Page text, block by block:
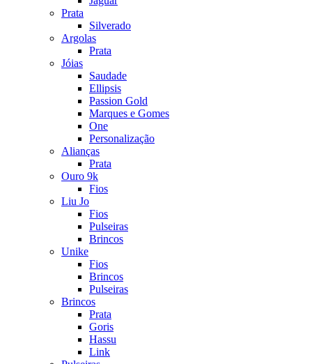
Prata
Silverado
Argolas
Prata
Jóias
Saudade
Ellipsis
Passion Gold
Marques e Gomes
One
Personalização
Alianças
Prata
Ouro 9k
Fios
Liu Jo
Fios
Pulseiras
Brincos
Unike
Fios
Brincos
Pulseiras
Brincos
Prata
Goris
Hassu
Link